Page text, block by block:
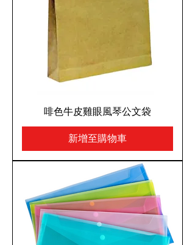
啡色牛皮雞眼風琴公文袋
新增至購物車